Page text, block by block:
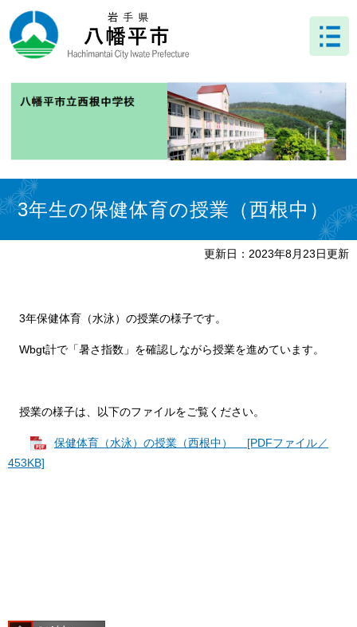
ー
ジ
ニ
ュ
文 3年生の保健体育の授業（西根中）
更新日：2023年8月23日更新
3年保健体育（水泳）の授業の様子です。
Wbgt計で「暑さ指数」を確認しながら授業を進めています。
授業の様子は、以下のファイルをご覧ください。
保健体育（水泳）の授業（西根中） [PDFファイル／
453KB]